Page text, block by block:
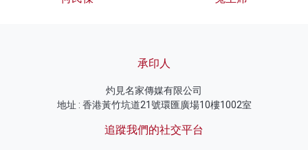
承印人
灼見名家傳媒有限公司
地址 : 香港黃竹坑道21號環匯廣場10樓1002室
追蹤我們的社交平台